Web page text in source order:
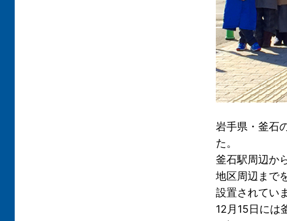
岩手県・釜石
た。
釜石駅周辺か
地区周辺まで
設置されてい
12月15日には